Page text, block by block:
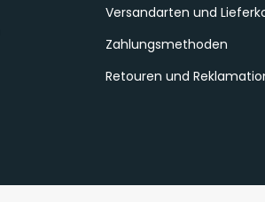
Versandarten und
Zahlungsmethoden
Retouren und